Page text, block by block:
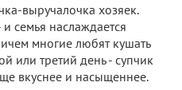
выручалочка хозяек.
семья наслаждается
многие любят кушать
или третий день - супчик
вкуснее и насыщеннее.